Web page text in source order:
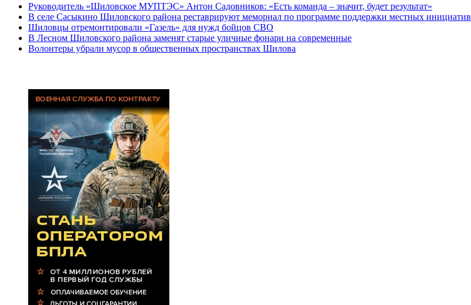
Руководитель «Шиловское МУПТЭС» Антон Садовников: «Есть команда – значит, будет результат»
В селе Сасыкино Шиловского района реставрируют мемориал по программе поддержки местных инициатив
Шиловцы отремонтировали «Газель» для нужд бойцов СВО
В Лесном Шиловского района заменят старые уличные фонари на современные
Волонтеры убрали мусор в общественных пространствах Шилова